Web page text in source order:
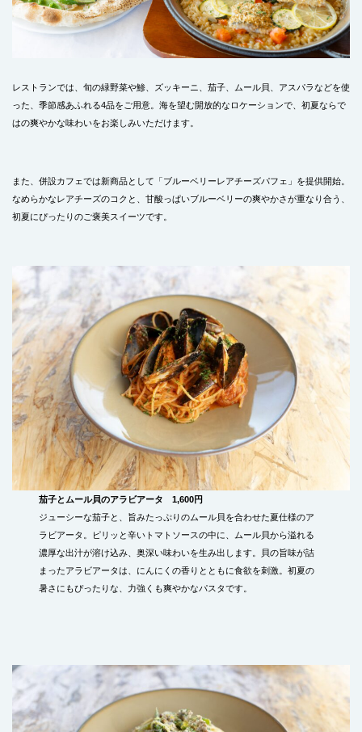
レストランでは、旬の緑野菜や鯵、ズッキーニ、茄子、ムール貝、アスパラなどを使
った、季節感あふれる4品をご用意。海を望む開放的なロケーションで、初夏ならで
はの爽やかな味わいをお楽しみいただけます。
また、併設カフェでは新商品として「ブルーベリーレアチーズパフェ」を提供開始。
なめらかなレアチーズのコクと、甘酸っぱいブルーベリーの爽やかさが重なり合う、
初夏にぴったりのご褒美スイーツです。
茄子とムール貝のアラビアータ 1,600円
ジューシーな茄子と、旨みたっぷりのムール貝を合わせた夏仕様のア
ラビアータ。ピリッと辛いトマトソースの中に、ムール貝から溢れる
濃厚な出汁が溶け込み、奥深い味わいを生み出します。貝の旨味が詰
まったアラビアータは、にんにくの香りとともに食欲を刺激。初夏の
暑さにもぴったりな、力強くも爽やかなパスタです。